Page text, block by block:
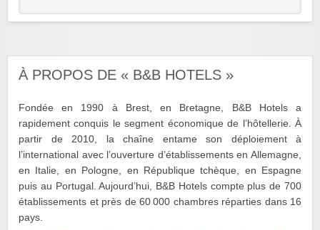
À PROPOS DE « B&B HOTELS »
Fondée en 1990 à Brest, en Bretagne, B&B Hotels a
rapidement conquis le segment économique de l’hôtellerie. À
partir de 2010, la chaîne entame son déploiement à
l’international avec l’ouverture d’établissements en Allemagne,
en Italie, en Pologne, en République tchèque, en Espagne
puis au Portugal. Aujourd’hui, B&B Hotels compte plus de 700
établissements et près de 60 000 chambres réparties dans 16
pays.